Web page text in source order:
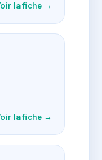
la fiche →
la fiche →